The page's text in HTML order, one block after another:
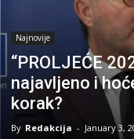
Najnovije
“PROLJEĆE
najavljeno i
korak?
By Redakcija - January 3,